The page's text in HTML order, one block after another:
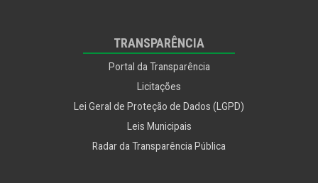
TRANSPARÊNCIA
Portal da Transparência
Licitações
Lei Geral de Proteção de Dados (LGPD)
Leis Municipais
Radar da Transparência Pública